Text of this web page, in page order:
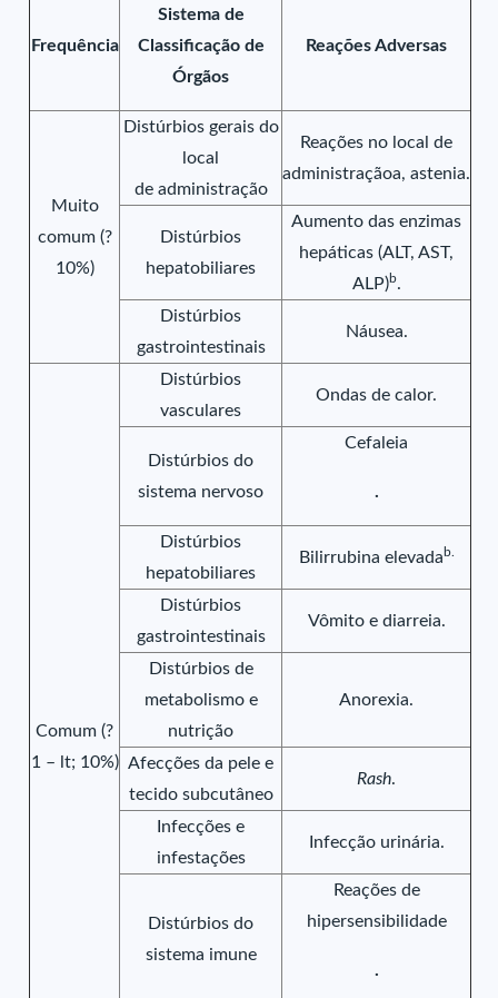
Frequência
Sistema de
Classificação de
Órgãos
Reações Adversas
Muito
comum (?
10%)
Distúrbios gerais do
local
de administração
Reações no local de
administraçãoa, astenia.
Distúrbios
hepatobiliares
Aumento das enzimas
hepáticas (ALT, AST,
ALP)b.
Distúrbios
gastrointestinais
Náusea.
Comum (?
1 – lt; 10%)
Distúrbios
vasculares
Ondas de calor.
Distúrbios do
sistema nervoso
Cefaleia
.
Distúrbios
hepatobiliares
Bilirrubina elevada b.
Distúrbios
gastrointestinais
Vômito e diarreia.
Distúrbios de
metabolismo e
nutrição
Anorexia.
Afecções da pele e
tecido subcutâneo
Rash.
Infecções e
infestações
Infecção urinária.
Distúrbios do
sistema imune
Reações de
hipersensibilidade
.